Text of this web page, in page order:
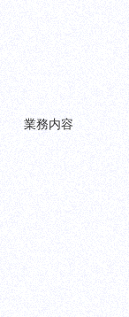
業務内容